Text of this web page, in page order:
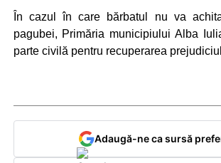
În cazul în care bărbatul nu va
pagubei, Primăria municipiului Alba
parte civilă pentru recuperarea
Adaugă-ne ca sursă